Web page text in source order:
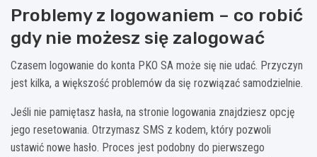
Problemy z logowaniem – co robić
gdy nie możesz się zalogować
Czasem logowanie do konta PKO SA może się nie udać. Przyczyn
jest kilka, a większość problemów da się rozwiązać samodzielnie.
Jeśli nie pamiętasz hasła, na stronie logowania znajdziesz opcję
jego resetowania. Otrzymasz SMS z kodem, który pozwoli
ustawić nowe hasło. Proces jest podobny do pierwszego